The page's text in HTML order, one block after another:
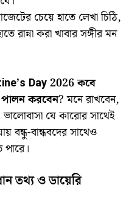
চেয়ে হাতে লেখা চিঠি,
রান্না করা খাবার সঙ্গীর মন
Day 2026 কবে
করবেন? মনে রাখবেন,
যে কারোর সাথেই
বন্ধু-বান্ধবদের সাথেও
পারে।
তথ্য ও ডায়েরি